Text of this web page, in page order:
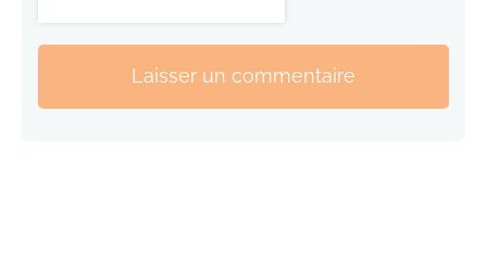
Laisser un commentaire